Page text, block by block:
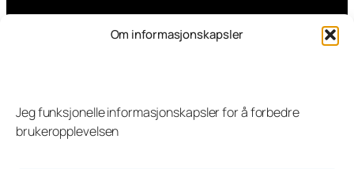
Om informasjonskapsler
Jeg funksjonelle informasjonskapsler for å forbedre
brukeropplevelsen